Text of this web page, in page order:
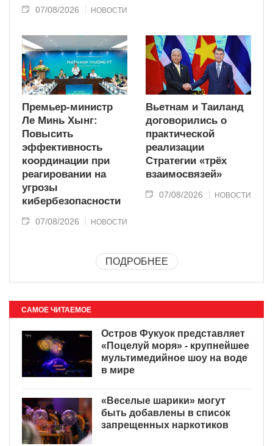
07/08/2026 НОВОСТИ
Премьер-министр
Ле Минь Хынг:
Повысить
эффективность
координации при
реагировании на
угрозы
кибербезопасности
07/08/2026 НОВОСТИ
Вьетнам и Таиланд
договорились о
практической
реализации
Стратегии «трёх
взаимосвязей»
07/08/2026 НОВОСТИ
ПОДРОБНЕЕ
САМОЕ ЧИТАЕМОЕ
Остров Фукуок представляет
«Поцелуй моря» - крупнейшее
мультимедийное шоу на воде
в мире
«Веселые шарики» могут
быть добавлены в список
запрещенных наркотиков